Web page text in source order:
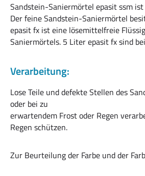
Sandstein-Saniermörtel epasit ssm
Der feine Sandstein-Saniermörtel
epasit fx ist eine lösemittelfreie
Saniermörtels. 5 Liter epasit fx sind
Verarbeitung:
Lose Teile und defekte Stellen des
oder bei zu
erwartendem Frost oder Regen
Regen schützen.
Zur Beurteilung der Farbe und der